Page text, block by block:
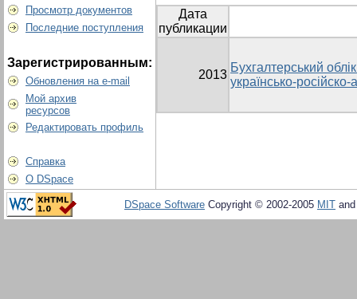
Просмотр документов
Последние поступления
Зарегистрированным:
Обновления на e-mail
Мой архив
ресурсов
Редактировать профиль
Справка
О DSpace
Дата
публикации
2013
Бухгалтерський
українсько-
DSpace Software Copyright © 2002-2005 MIT